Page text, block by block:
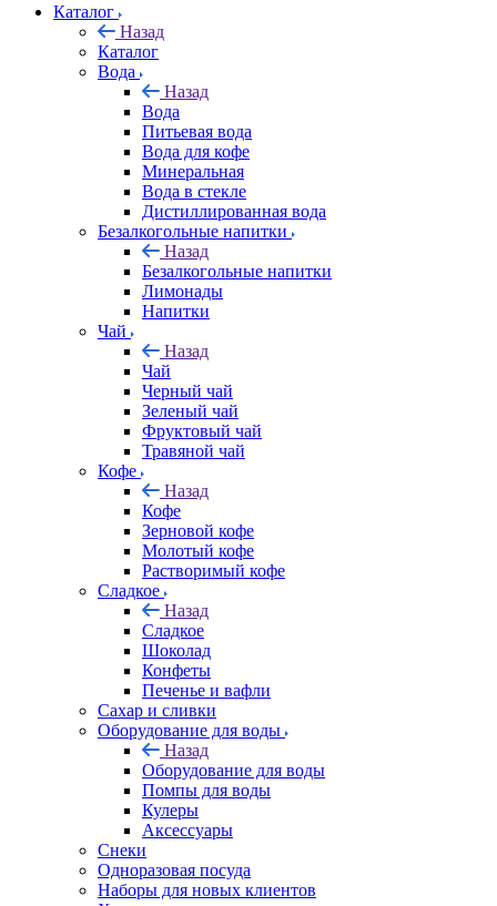
Каталог
Назад
Каталог
Вода
Назад
Вода
Питьевая вода
Вода для кофе
Минеральная
Вода в стекле
Дистиллированная вода
Безалкогольные напитки
Назад
Безалкогольные напитки
Лимонады
Напитки
Чай
Назад
Чай
Черный чай
Зеленый чай
Фруктовый чай
Травяной чай
Кофе
Назад
Кофе
Зерновой кофе
Молотый кофе
Растворимый кофе
Сладкое
Назад
Сладкое
Шоколад
Конфеты
Печенье и вафли
Сахар и сливки
Оборудование для воды
Назад
Оборудование для воды
Помпы для воды
Кулеры
Аксессуары
Снеки
Одноразовая посуда
Наборы для новых клиентов